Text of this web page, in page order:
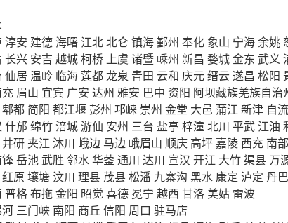
淳安 建德 海曙 江北北仑镇海鄞州 奉化 象山 宁海余姚
长兴 安吉 越城柯桥 上虞 诸暨 嵊州 新昌 婺城金东 武义
仙居 温岭 临海莲都龙泉 青田 云和 庆元缙云遂昌 松阳
眉山 宜宾 广安 达州 雅安 巴中 资阳 阿坝藏族羌族自治
郫都 简阳 都江堰彭州 邛崃 崇州 金堂 大邑 蒲江 新津 自
什邡 绵竹 涪城游仙 安州 三台 盐亭 梓潼北川 平武 江油
井研 夹江 沐川 峨边 马边 峨眉山 顺庆 高坪 嘉陵 西充 南部
岳池武胜 邻水华蓥 通川 达川 宣汉 开江 大竹 渠县 万
红原 壤塘 汶川 理县 茂县松潘 九寨沟 黑水 康定 泸定 丹巴
普格布拖金阳 昭觉 喜德 冕宁 越西 甘洛 美姑 雷波
三门峡 南阳 商丘 信阳 周口 驻马店